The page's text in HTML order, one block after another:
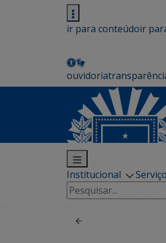
ir para conteúdoir
ouvidoria
Institucional
Pesquisar
por: